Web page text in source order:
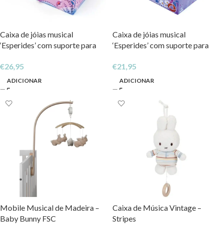
Caixa de jóias musical
‘Esperides’ com suporte para
‘Chloe’
€26,95
ADICIONAR
Caixa de jóias musical
‘Esperides’ com suporte para
€21,95
ADICIONAR
Mobile Musical de Madeira –
Baby Bunny FSC
Caixa de Música Vintage –
Stripes